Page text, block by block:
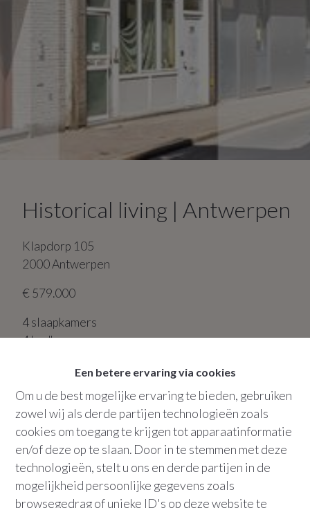
Een betere ervaring via cookies
Om u de best mogelijke ervaring te bieden, gebruiken
zowel wij als derde partijen technologieën zoals
cookies om toegang te krijgen tot apparaatinformatie
en/of deze op te slaan. Door in te stemmen met deze
technologieën, stelt u ons en derde partijen in de
mogelijkheid persoonlijke gegevens zoals
browsegedrag of unieke ID's op deze website te
Historical living | Antwerpen
Klapdorp 105
2000Antwerpen
€ 579.000
4slaapkamers
4badkamers
:170 m²
BEZOEK AANVRAGEN
+32 486 36 21 10